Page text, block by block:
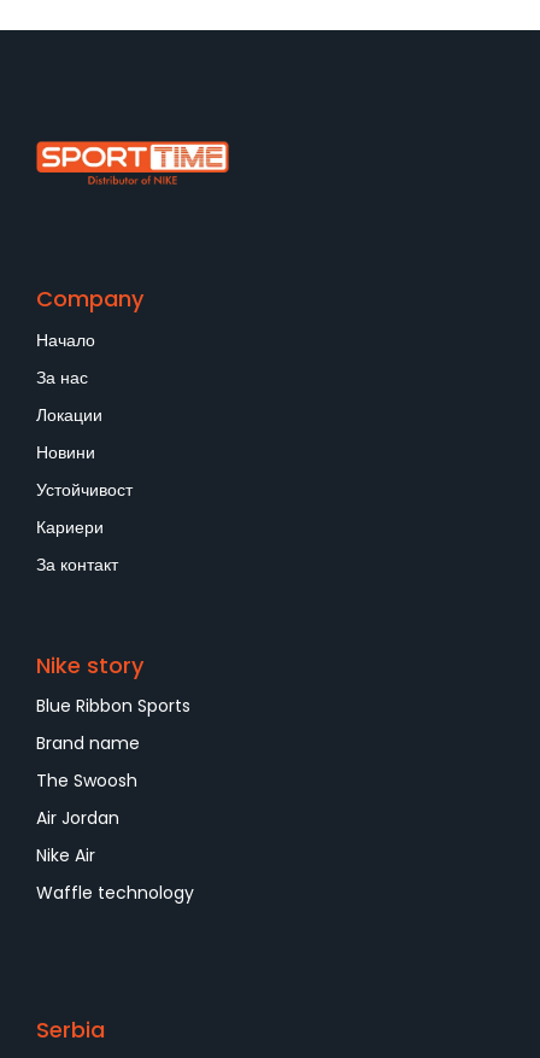
Company
Начало
За нас
Локации
Новини
Устойчивост
Кариери
За контакт
Nike story
Blue Ribbon Sports
Brand name
The Swoosh
Air Jordan
Nike Air
Waffle technology
Serbia